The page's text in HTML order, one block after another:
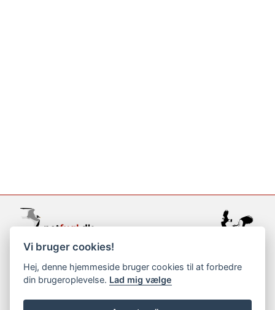
support@netfugl.dk
copyright © 2002-2023
Vi bruger cookies!
Hej, denne hjemmeside bruger cookies til at forbedre
din brugeroplevelse. Lad mig vælge